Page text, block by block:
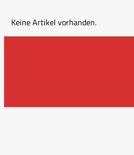
Keine Artikel vorhanden.